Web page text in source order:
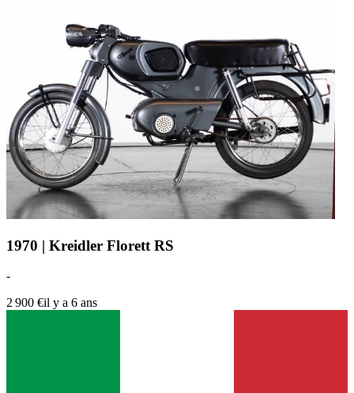
1970 | Kreidler Florett RS
-
2 900 €il y a 6 ans